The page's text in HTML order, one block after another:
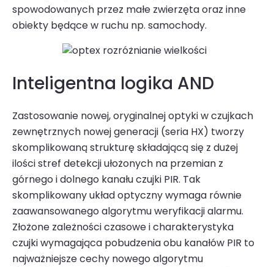
spowodowanych przez małe zwierzęta oraz inne
obiekty będące w ruchu np. samochody.
Inteligentna logika AND
Zastosowanie nowej, oryginalnej optyki wczujkach
zewnętrznych nowej generacji (seria HX) tworzy
skomplikowaną strukturę składającą się z dużej
ilości stref detekcji ułożonych na przemian z
górnego i dolnego kanału czujki PIR. Tak
skomplikowany układ optyczny wymaga równie
zaawansowanego algorytmu weryfikacji alarmu.
Złożone zależności czasowe i charakterystyka
czujki wymagająca pobudzenia obu kanałów PIR to
najważniejsze cechy nowego algoryt­mu